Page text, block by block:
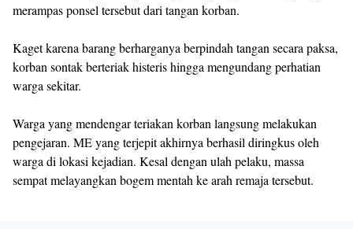
merampas ponsel tersebut dari tangan korban.
Kaget karena barang berharganya berpindah tangan secara paksa,
korban sontak berteriak histeris hingga mengundang perhatian
warga sekitar.
Warga yang mendengar teriakan korban langsung melakukan
pengejaran. ME yang terjepit akhirnya berhasil diringkus oleh
warga di lokasi kejadian. Kesal dengan ulah pelaku, massa
sempat melayangkan bogem mentah ke arah remaja tersebut.